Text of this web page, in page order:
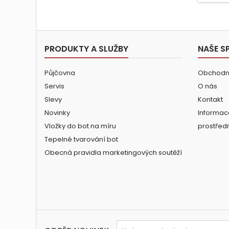
PRODUKTY A SLUŽBY
Půjčovna
Servis
Slevy
Novinky
Vložky do bot na míru
Tepelné tvarování bot
Obecná pravidla marketingových soutěží
NAŠE
O nás
Kontakt